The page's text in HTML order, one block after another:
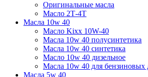
Оригинальные масла
Масло 2Т-4Т
Масла 10w 40
Mасло Kixx 10W-40
Масла 10w 40 полусинтетика
Масла 10w 40 синтетика
Масло 10w 40 дизельное
Масла 10w 40 для бензиновых
Масла 5w 40